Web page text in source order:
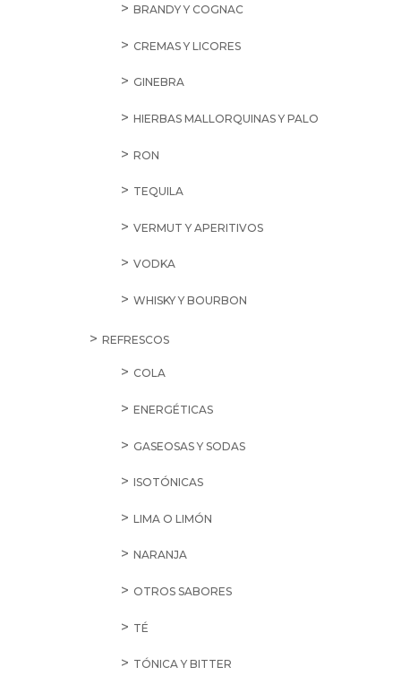
BRANDY Y COGNAC
CREMAS Y LICORES
GINEBRA
HIERBAS MALLORQUINAS Y PALO
RON
TEQUILA
VERMUT Y APERITIVOS
VODKA
WHISKY Y BOURBON
REFRESCOS
COLA
ENERGÉTICAS
GASEOSAS Y SODAS
ISOTÓNICAS
LIMA O LIMÓN
NARANJA
OTROS SABORES
TÉ
TÓNICA Y BITTER